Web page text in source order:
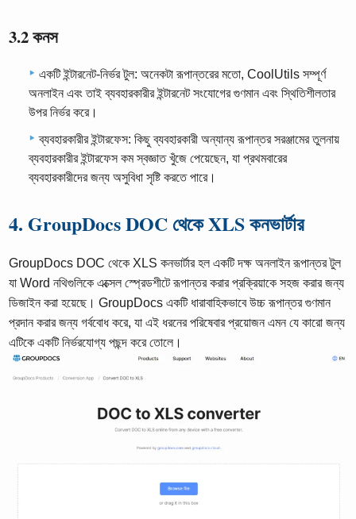
3.2 কনস
একটি ইন্টারনেট-নির্ভর টুল: অনেকটা রূপান্তরের মতো, CoolUtils সম্পূর্ণ
অনলাইন এবং তাই ব্যবহারকারীর ইন্টারনেট সংযোগের গুণমান এবং স্থিতিশীলতার
উপর নির্ভর করে।
ব্যবহারকারীর ইন্টারফেস: কিছু ব্যবহারকারী অন্যান্য রূপান্তর সরঞ্জামের তুলনায়
ব্যবহারকারীর ইন্টারফেস কম স্বজ্ঞাত খুঁজে পেয়েছেন, যা প্রথমবারের
ব্যবহারকারীদের জন্য অসুবিধা সৃষ্টি করতে পারে।
4. GroupDocs DOC থেকে XLS কনভার্টার
GroupDocs DOC থেকে XLS কনভার্টার হল একটি দক্ষ অনলাইন রূপান্তর টুল
যা Word নথিগুলিকে এক্সেল স্প্রেডশীটে রূপান্তর করার প্রক্রিয়াকে সহজ করার জন্য
ডিজাইন করা হয়েছে। GroupDocs একটি ধারাবাহিকভাবে উচ্চ রূপান্তর গুণমান
প্রদান করার জন্য গর্ববোধ করে, যা এই ধরনের পরিষেবার প্রয়োজন এমন যে কারো জন্য
এটিকে একটি নির্ভরযোগ্য পছন্দ করে তোলে।